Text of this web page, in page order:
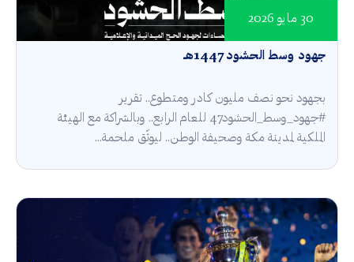
جهود وسط الحشود 1447هـ
30 مايو 2026
بجهود نحو نصف مليون كادر ومتطوع.. تقرير
#جهود_وسط_الحشود47 للعام الرابع.. وبالشراكة مع الهيئة
الملكية لمدينة مكة وصحيفة الوطن.. ليوثّق ملحمة...